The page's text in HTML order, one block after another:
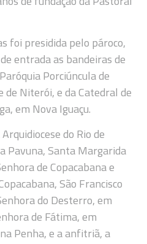
foi presidida pelo pároco,
entrada as bandeiras de
Porciúncula de
de Niterói, e da Catedral de
em Nova Iguaçu.
do Rio de
Pavuna, Santa Margarida
de Copacabana e
São Francisco
do Desterro, em
de Fátima, em
Penha, e a anfitriã, a